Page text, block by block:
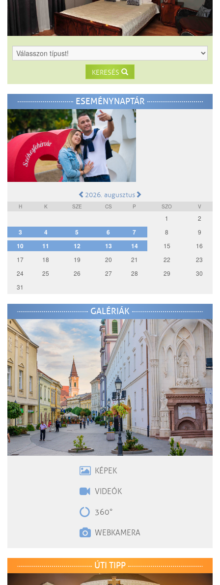
KERESÉS
ESEMÉNYNAPTÁR
2026. augusztus
H K SZE CS P SZO V
1 2
3 4 5 6 7 8 9
10 11 12 13 14 15
16
17
18 19 20 21 22
23
24
25 26 27 28 29
30
31
GALÉRIÁK
KÉPEK
VIDEÓK
360°
WEBKAMERA
ÚTI TIPP